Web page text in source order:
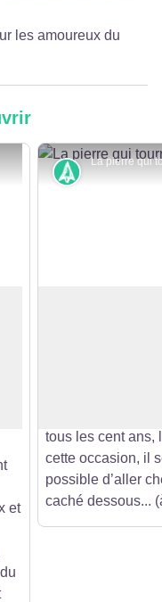
les amoureux du
et
Histoire
tous les cent ans,
cette occasion, il
possible d’aller
caché dessous...